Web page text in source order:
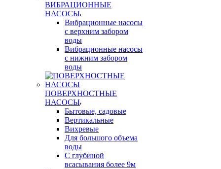
ВИБРАЦИОННЫЕ
НАСОСЫ
Вибрационные насосы
с верхним забором
воды
Вибрационные насосы
с нижним забором
воды
ПОВЕРХНОСТНЫЕ
НАСОСЫ
Бытовые, садовые
Вертикальные
Вихревые
Для большого объема
воды
С глубиной
всасывания более 9м